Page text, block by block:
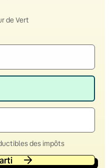
de Vert
des impôts